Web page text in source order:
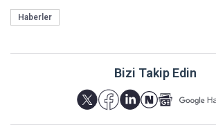
Haberler
Bizi Takip Edin